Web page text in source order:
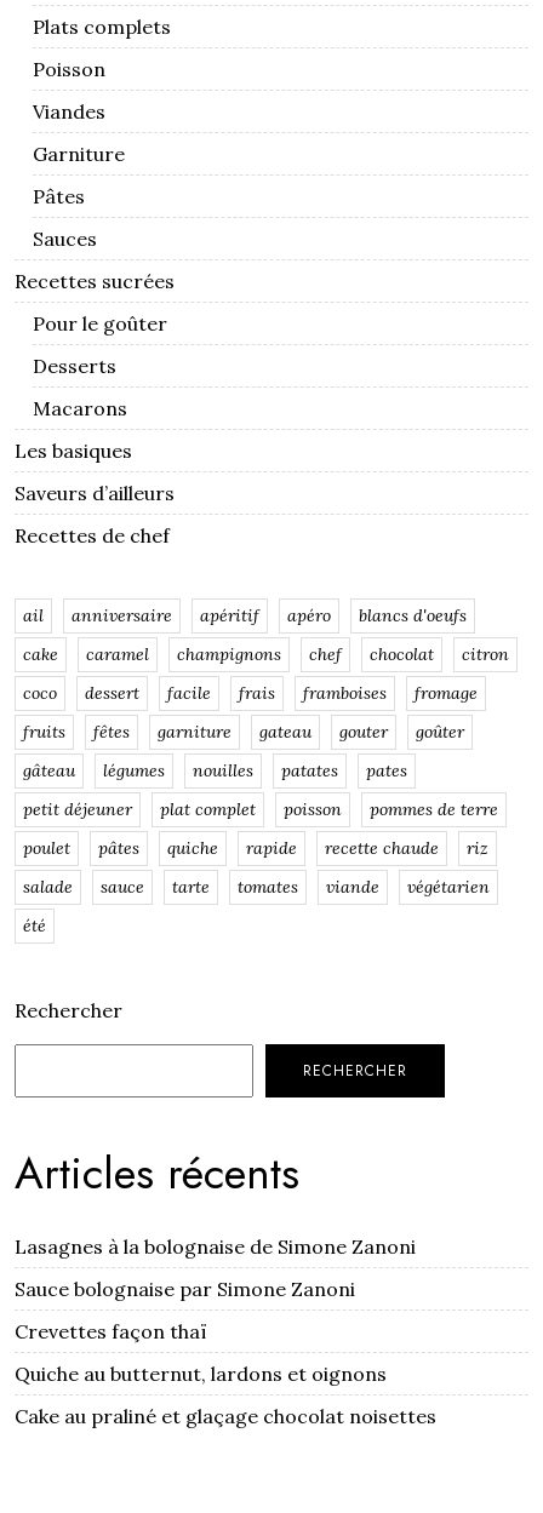
Plats complets
Poisson
Viandes
Garniture
Pâtes
Sauces
Recettes sucrées
Pour le goûter
Desserts
Macarons
Les basiques
Saveurs d’ailleurs
Recettes de chef
ail anniversaire apéritif apéro
blancs d'oeufs
cake
caramel champignons chef chocolat
citron
coco
dessert facile frais framboises
fromage
fruits
fêtes garniture gateau gouter
goûter
gâteau
légumes nouilles patates
pates
petit déjeuner
plat complet poisson
pommes de terre
poulet
pâtes quiche rapide recette chaude
riz
salade
sauce tarte tomates viande
végétarien
été
Rechercher
RECHERCHER
Articles récents
Lasagnes à la bolognaise de Simone Zanoni
Sauce bolognaise par Simone Zanoni
Crevettes façon thaï
Quiche au butternut, lardons et oignons
Cake au praliné et glaçage chocolat noisettes